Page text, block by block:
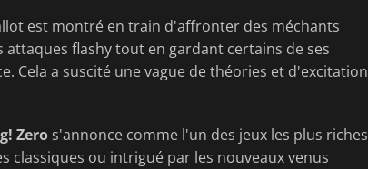
est montré en train d'affronter des méchants
flashy tout en gardant certains de ses
Cela a suscité une vague de théories et d'excitation
Zero s'annonce comme l'un des jeux les plus riches
classiques ou intrigué par les nouveaux venus